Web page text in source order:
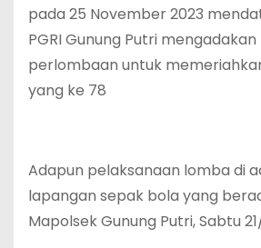
pada 25 November 2023
PGRI Gunung Putri
perlombaan untuk
yang ke 78
Adapun pelaksanaan lomba di
lapangan sepak bola yang
Mapolsek Gunung Putri, Sabtu